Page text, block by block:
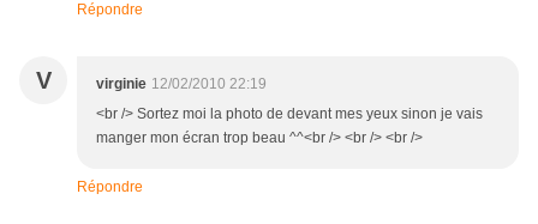
Répondre
V virginie 12/02/2010 22:19
<br /> Sortez moi la photo de devant mes yeux sinon je vais
manger mon écran trop beau ^^<br /> <br /> <br />
Répondre